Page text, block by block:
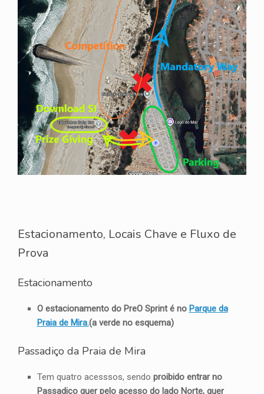
Estacionamento, Locais Chave e Fluxo de
Prova
Estacionamento
O estacionamento do PreO Sprint é no Parque da
Praia de Mira.(a verde no esquema)
Passadiço da Praia de Mira
Tem quatro acesssos, sendo proibido entrar no
Passadiço quer pelo acesso do lado Norte, quer